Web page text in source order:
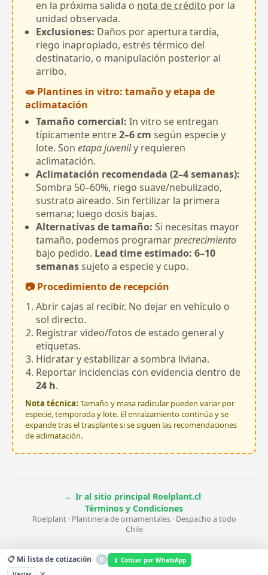
en la próxima salida o nota de crédito por la
unidad observada.
Exclusiones: Daños por apertura tardía,
riego inapropiado, estrés térmico del
destinatario, o manipulación posterior al
arribo.
🧫 Plantines in vitro: tamaño y etapa de
aclimatación
Tamaño comercial: In vitro se entregan
típicamente entre2–6 cm según especie y
lote. Son etapa juvenily requieren
aclimatación.
Aclimatación recomendada (2–4 semanas):
Sombra 50–60%, riego suave/nebulizado,
sustrato aireado. Sin fertilizar la primera
semana; luego dosis bajas.
Alternativas de tamaño: Si necesitas mayor
tamaño, podemos programarprecrecimiento
bajo pedido. Lead time estimado: 6–10
semanassujeto a especie y cupo.
📷 Procedimiento de recepción
Abrir cajas al recibir. No dejar en vehículo o
sol directo.
Registrar video/fotos de estado general y
etiquetas.
Hidratar y estabilizar a sombra liviana.
Reportar incidencias con evidencia dentro de
24 h.
Nota técnica: Tamaño y masa radicular pueden variar por
especie, temporada y lote. El enraizamiento continúa y se
expande tras el trasplante si se siguen las recomendaciones
de aclimatación.
← Ir al sitio principal Roelplant.cl·
Términos y Condiciones
Roelplant · Plantinera de ornamentales · Despacho a todo
Chile
📋 Mi lista de cotización 0
📱 Cotizar por WhatsApp